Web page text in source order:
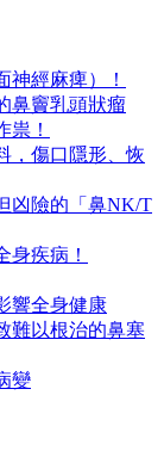
神經麻痺）！
鼻竇乳頭狀瘤
祟！
，傷口隱形、恢
凶險的「鼻NK/T
身疾病！
響全身健康
難以根治的鼻塞
變